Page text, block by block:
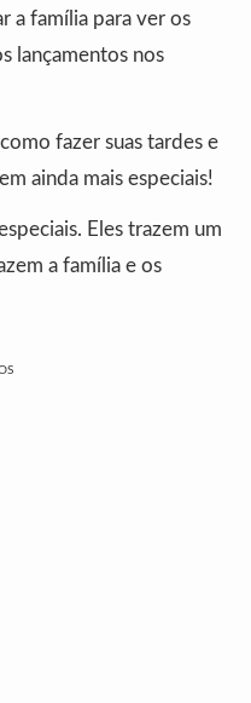
a família para ver os
lançamentos nos
fazer suas tardes e
ainda mais especiais!
Eles trazem um
a família e os